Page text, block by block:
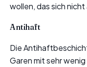
wollen, das sich
Antihaft
Die
Garen mit sehr